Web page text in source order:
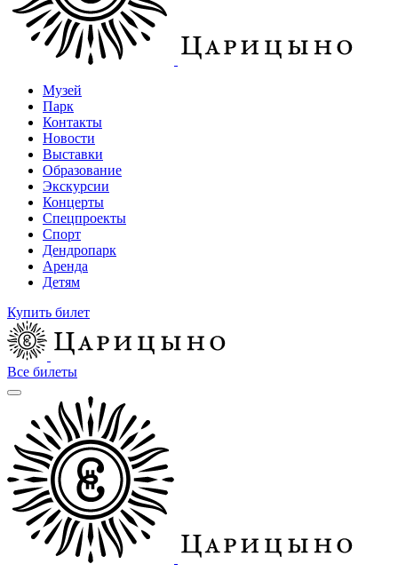
Музей
Парк
Контакты
Новости
Выставки
Образование
Экскурсии
Концерты
Спецпроекты
Спорт
Дендропарк
Аренда
Детям
Купить билет
Все билеты